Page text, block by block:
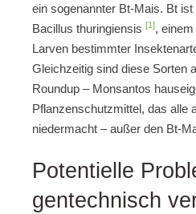
ein sogenannter Bt-Mais. Bt
Bacillus thuringiensis [1],
Larven bestimmter
Gleichzeitig sind diese Sorten
Roundup – Monsantos
Pflanzenschutzmittel, das alle
niedermacht – außer den Bt-
Potentielle
gentechnisch